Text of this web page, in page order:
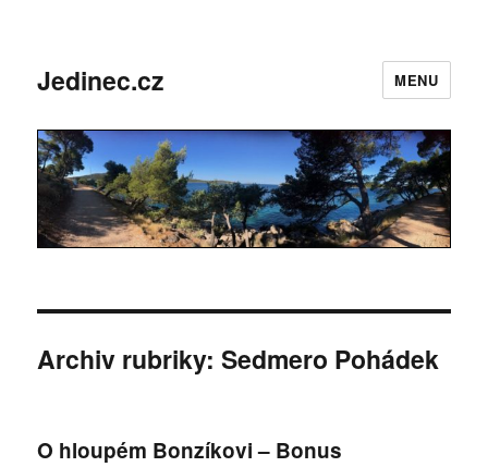
Jedinec.cz MENU
Archiv rubriky: Sedmero Pohádek
O hloupém Bonzíkovi – Bonus